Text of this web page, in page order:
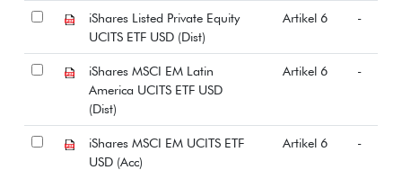
iShares Listed Private Equity
UCITS ETF USD (Dist)
Artikel 6 -
iShares MSCI EM Latin
America UCITS ETF USD
(Dist)
Artikel 6 -
iShares MSCI EM UCITS ETF
USD (Acc)
Artikel 6 -